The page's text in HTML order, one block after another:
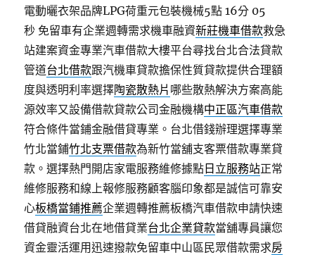
電動曬衣架品牌LPG荷重元包裝機械5點 16分 05
秒 免留車有企業週轉需求機車融資新莊機車借款救急
站建案資金專業汽車借款大樓平台尋找台北合法貸款
管道台北借款跟汽機車貸款擔保性質貸款提供合理額
度與透明利率選擇陶瓷散熱片 哪些散熱解決方案高能
源效率又設備借款貸款公司金融機構中正區汽車借款
符合條件當鋪金融借貸專業。台北借錢辦理選擇專業
竹北當鋪竹北支票借款為新竹當舖支客票借款專業貸
款。選擇熱門開店家電服務維修據點 日立服務站正常
維修服務和線上報修服務顧客腦印象都是誠信可靠安
心板橋當鋪推薦企業週轉推薦板橋汽車借款申請快速
借貸融資台北在地借貸業台北企業貸款當舖專員讓您
資金靈活運用迅速撥款免留車中山區民眾借款需求房